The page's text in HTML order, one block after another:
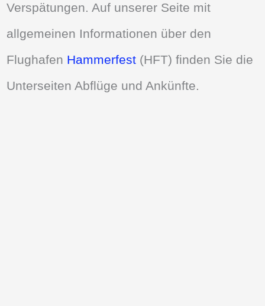
Verspätungen. Auf unserer Seite mit
allgemeinen Informationen über den
Flughafen Hammerfest (HFT) finden Sie die
Unterseiten Abflüge und Ankünfte.